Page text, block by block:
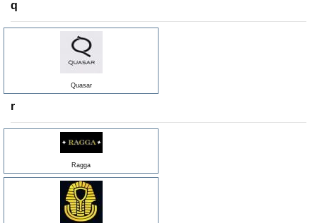
q
Quasar
r
Ragga